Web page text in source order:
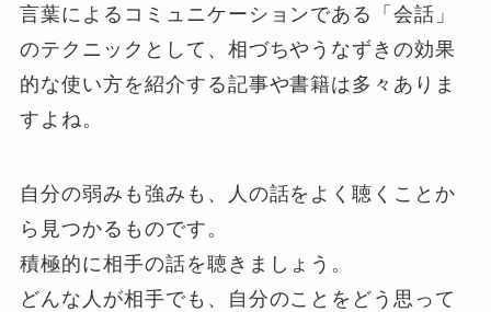
言葉によるコミュニケーションである「会話」
のテクニックとして、相づちやうなずきの効果
的な使い方を紹介する記事や書籍は多々ありま
すよね。
自分の弱みも強みも、人の話をよく聴くことか
ら見つかるものです。
積極的に相手の話を聴きましょう。
どんな人が相手でも、自分のことをどう思って